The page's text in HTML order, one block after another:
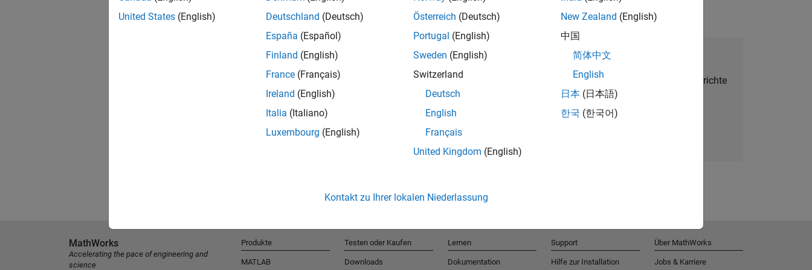
Talent Network beitreten
Erhalten Sie personalisierte Stellenangebote, Berichte
und Unternehmensneuigkeiten.
United States (English)
Deutschland (Deutsch)
España (Español)
Finland (English)
France (Français)
Ireland (English)
Italia (Italiano)
Luxembourg (English)
Österreich (Deutsch)
Portugal (English)
Sweden (English)
Switzerland
Deutsch
English
Français
United Kingdom (English)
New Zealand (English)
中国
简体中文
English
日本 (日本語)
한국 (한국어)
Kontakt zu Ihrer lokalen Niederlassung
MathWorks
Accelerating the pace of engineering and
science
Produkte
MATLAB
Testen oder Kaufen
Downloads
Lernen
Dokumentation
Support
Hilfe zur Installation
Über MathWorks
Jobs & Karriere